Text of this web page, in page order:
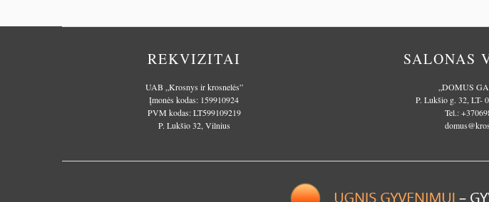
REKVIZITAI
UAB „Krosnys ir krosnelės”
Įmonės kodas: 159910924
PVM kodas: LT599109219
P. Lukšio 32, Vilnius
SALONAS
„DOMUS
P. Lukšio g. 32, LT-
Tel.: